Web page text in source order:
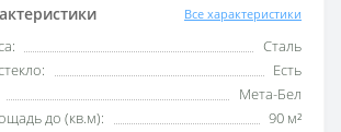
Все характеристики
Сталь
Есть
Мета-Бел
до (кв.м):
90 м²